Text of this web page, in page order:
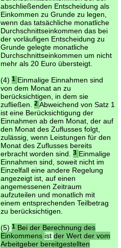
abschließenden Entscheidung als
Einkommen zu Grunde zu legen,
wenn das tatsächliche monatliche
Durchschnittseinkommen das bei
der vorläufigen Entscheidung zu
Grunde gelegte monatliche
Durchschnittseinkommen um nicht
mehr als 20 Euro übersteigt.
(4) 1 Einmalige Einnahmen sind
von dem Monat an zu
berücksichtigen, in dem sie
zufließen.
2 Abweichend von Satz 1
ist eine Berücksichtigung der
Einnahmen ab dem Monat, der auf
den Monat des Zuflusses folgt,
zulässig, wenn Leistungen für den
Monat des Zuflusses bereits
erbracht worden sind.
3 Einmalige
Einnahmen sind, soweit nicht im
Einzelfall eine andere Regelung
angezeigt ist, auf einen
angemessenen Zeitraum
aufzuteilen und monatlich mit
einem entsprechenden Teilbetrag
zu berücksichtigen.
(5) 1Bei der Berechnung des
Einkommens ist der Wert der vom
Arbeitgeber bereitgestellten